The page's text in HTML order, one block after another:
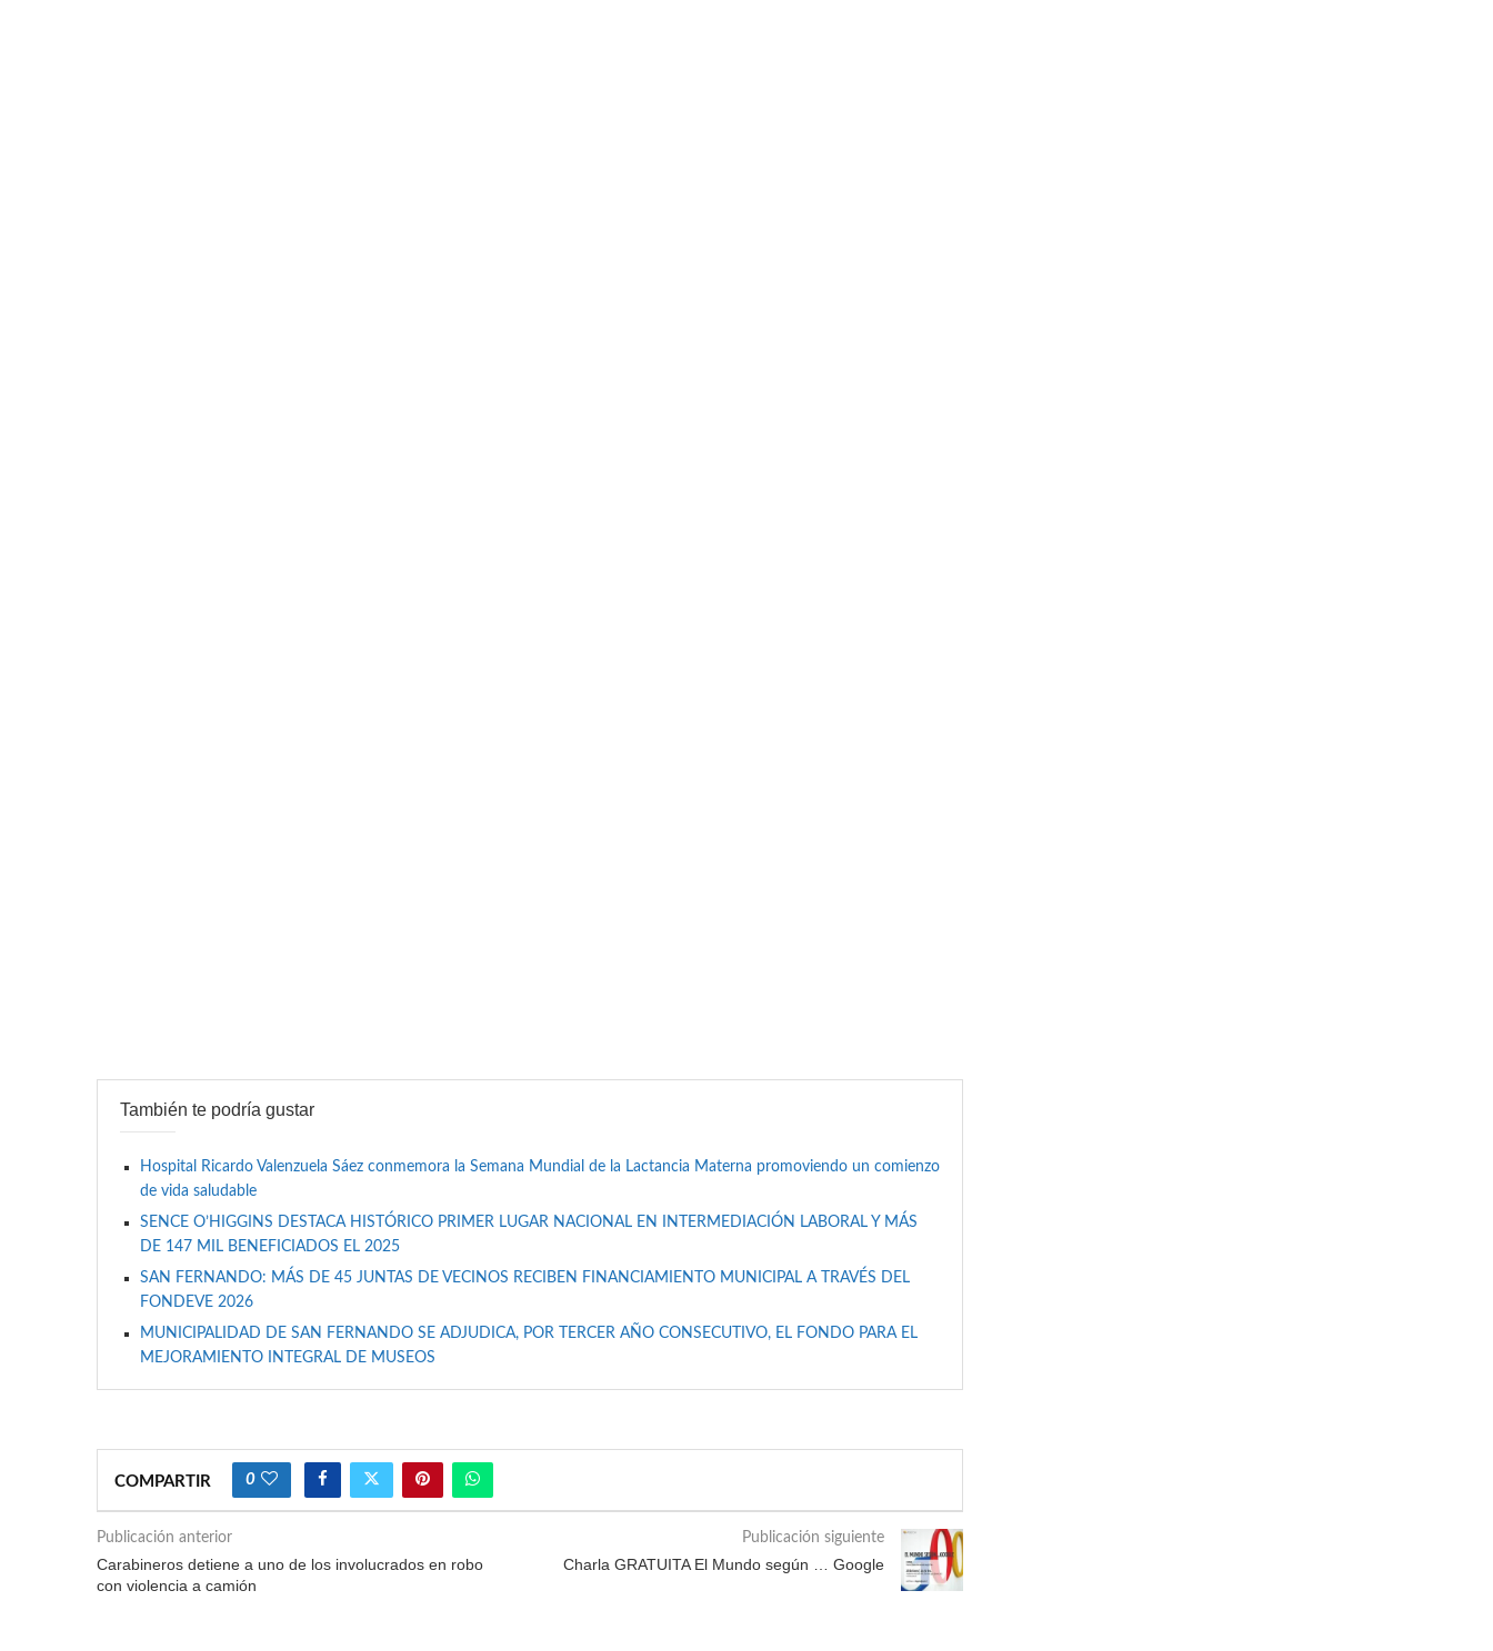
También te podría gustar
Hospital Ricardo Valenzuela Sáez conmemora la Semana Mundial de la Lactancia Materna promoviendo un comienzo
de vida saludable
SENCE O’HIGGINS DESTACA HISTÓRICO PRIMER LUGAR NACIONAL EN INTERMEDIACIÓN LABORAL Y MÁS
DE 147 MIL BENEFICIADOS EL 2025
SAN FERNANDO: MÁS DE 45 JUNTAS DE VECINOS RECIBEN FINANCIAMIENTO MUNICIPAL A TRAVÉS DEL
FONDEVE 2026
MUNICIPALIDAD DE SAN FERNANDO SE ADJUDICA, POR TERCER AÑO CONSECUTIVO, EL FONDO PARA EL
MEJORAMIENTO INTEGRAL DE MUSEOS
COMPARTIR 0
Publicación anterior
Carabineros detiene a uno de los involucrados en robo
con violencia a camión
Publicación siguiente
Charla GRATUITA El Mundo según … Google